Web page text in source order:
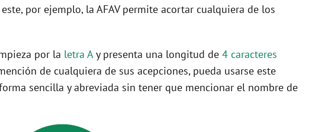
por ejemplo, la AFAV permite acortar cualquiera de los
por la letra Ay presenta una longitud de 4 caracteres
de cualquiera de sus acepciones, pueda usarse este
sencilla y abreviada sin tener que mencionar el nombre de